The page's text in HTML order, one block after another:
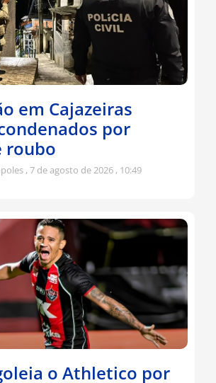
em Cajazeiras
por
roubo
7 de agosto de 2026 10:49
o Athletico por